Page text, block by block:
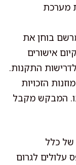
מערכת
בוחן את
אישורים
התקנות.
הזכויות
המבקש מקבל
של כלל
עלולים לגרום